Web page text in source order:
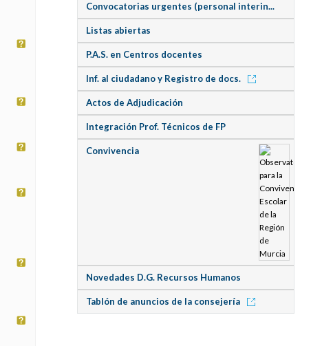
Convocatorias urgentes (personal interin...
Listas abiertas
P.A.S. en Centros docentes
Inf. al ciudadano y Registro de docs.
Actos de Adjudicación
Integración Prof. Técnicos de FP
Convivencia
Novedades D.G. Recursos Humanos
Tablón de anuncios de la consejería